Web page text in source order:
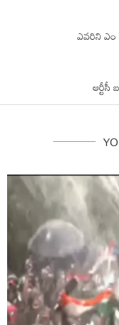
ఎవరిని
ఆర్టీసీ